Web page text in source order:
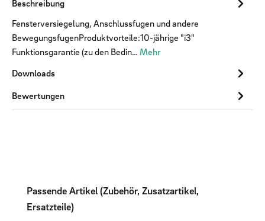
Beschreibung
Fensterversiegelung, Anschlussfugen und andere
BewegungsfugenProduktvorteile:10-jährige "i3"
Funktionsgarantie (zu den Bedin… Mehr
Downloads
Bewertungen
Produktgalerie überspringen
Passende Artikel (Zubehör, Zusatzartikel,
Ersatzteile)